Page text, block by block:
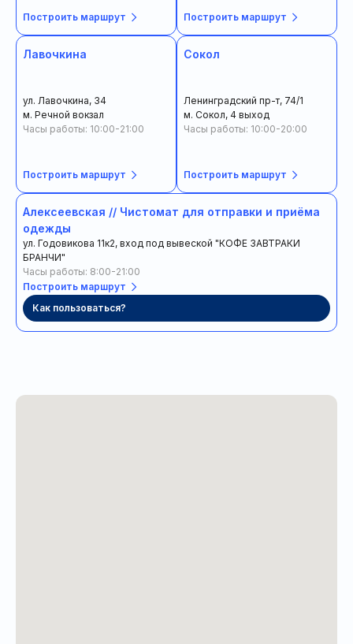
Построить маршрут
Лавочкина
ул. Лавочкина, 34
м. Речной вокзал
Часы работы: 10:00-21:00
Построить маршрут
Построить маршрут
Сокол
Ленинградский пр-т, 74/1
м. Сокол, 4 выход
Часы работы: 10:00-20:00
Построить маршрут
Алексеевская // Чистомат для отправки и приёма
одежды
ул. Годовикова 11к2, вход под вывеской "КОФЕ ЗАВТРАКИ
БРАНЧИ"
Часы работы: 8:00-21:00
Построить маршрут
Как пользоваться?